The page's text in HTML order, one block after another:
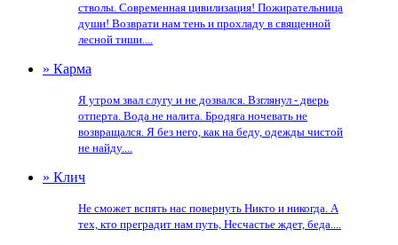
стволы. Современная цивилизация! Пожирательница
души! Возврати нам тень и прохладу в священной
лесной тиши....
» Карма
Я утром звал слугу и не дозвался. Взглянул - дверь
отперта. Вода не налита. Бродяга ночевать не
возвращался. Я без него, как на беду, одежды чистой
не найду....
» Клич
Не сможет вспять нас повернуть Никто и никогда. А
тех, кто преградит нам путь, Несчастье ждет, беда....